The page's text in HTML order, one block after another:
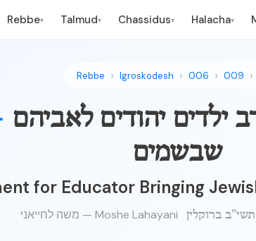
Rebbe▾ Talmud▾ Chassidus▾ Halacha▾
Rebbe Igroskodesh 006 009
ילדים יהודים לאביהם
שבשמים
for Educator Bringing
משה לחייאני — Moshe Lahayani